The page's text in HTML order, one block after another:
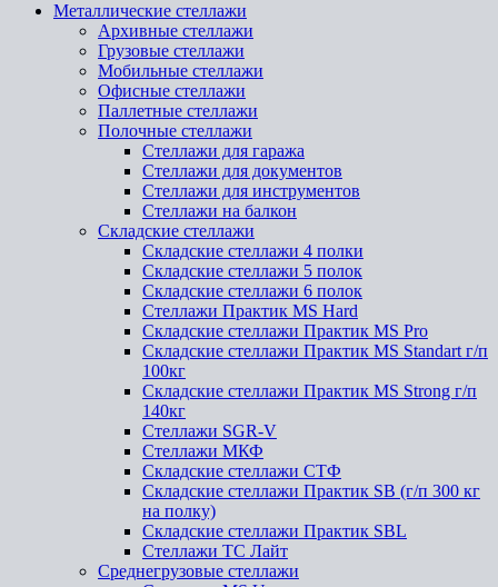
Металлические стеллажи
Архивные стеллажи
Грузовые стеллажи
Мобильные стеллажи
Офисные стеллажи
Паллетные стеллажи
Полочные стеллажи
Стеллажи для гаража
Стеллажи для документов
Стеллажи для инструментов
Стеллажи на балкон
Складские стеллажи
Складские стеллажи 4 полки
Складские стеллажи 5 полок
Складские стеллажи 6 полок
Стеллажи Практик MS Hard
Складские стеллажи Практик MS Pro
Складские стеллажи Практик MS Standart г/п
100кг
Складские стеллажи Практик MS Strong г/п
140кг
Стеллажи SGR-V
Стеллажи МКФ
Складские стеллажи СТФ
Складские стеллажи Практик SB (г/п 300 кг
на полку)
Складские стеллажи Практик SBL
Стеллажи ТС Лайт
Среднегрузовые стеллажи